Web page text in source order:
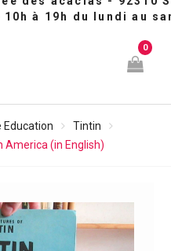
0
Education
Tintin
America (in English)